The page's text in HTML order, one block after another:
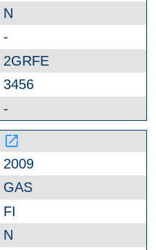
N
-
2GRFE
3456
-
launch
2009
GAS
FI
N